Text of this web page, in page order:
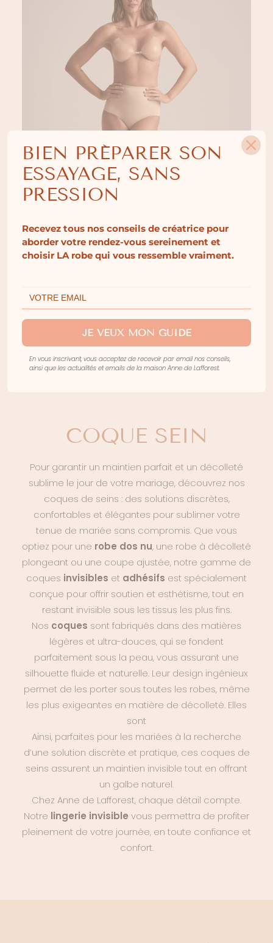
COQUES EN SILICONE
COQUE SEIN
Pour garantir un maintien parfait et un décolleté
sublime le jour de votre mariage, découvrez nos
coques de seins : des solutions discrètes,
confortables et élégantes pour sublimer votre
tenue de mariée sans compromis. Que vous
optiez pour une robe dos nu, une robe à décolleté
plongeant ou une coupe ajustée, notre gamme de
coques invisibles et adhésifs est spécialement
conçue pour offrir soutien et esthétisme, tout en
restant invisible sous les tissus les plus fins.
Nos coques sont fabriqués dans des matières
légères et ultra-douces, qui se fondent
parfaitement sous la peau, vous assurant une
silhouette fluide et naturelle. Leur design ingénieux
permet de les porter sous toutes les robes, même
les plus exigeantes en matière de décolleté. Elles
sont
Ainsi, parfaites pour les mariées à la recherche
d’une solution discrète et pratique, ces coques de
seins assurent un maintien invisible tout en offrant
un galbe naturel.
Chez Anne de Lafforest, chaque détail compte.
Notre lingerie invisible vous permettra de profiter
pleinement de votre journée, en toute confiance et
confort.
BIEN PRÉPARER SON
ESSAYAGE, SANS
PRESSION
Recevez tous nos conseils de créatrice pour
aborder votre rendez-vous sereinement et
choisir LA robe qui vous ressemble vraiment.
JE VEUX MON GUIDE
En vous inscrivant, vous acceptez de recevoir par email nos conseils,
ainsi que les actualités et emails de la maison Anne de Lafforest.